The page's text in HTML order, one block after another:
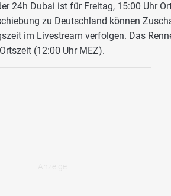
24h Dubai ist für Freitag, 15:00 Uhr
zu Deutschland können
im Livestream verfolgen. Das
(12:00 Uhr MEZ).